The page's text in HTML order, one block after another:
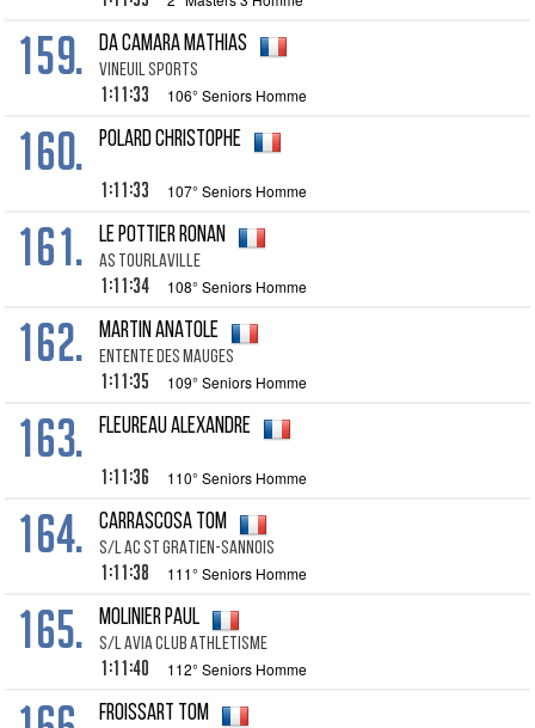
159. DA CAMARA MATHIAS
VINEUIL SPORTS
1:11:33 106° Seniors Homme
160. POLARD CHRISTOPHE
1:11:33 107° Seniors Homme
161. LE POTTIER RONAN
AS TOURLAVILLE
1:11:34 108° Seniors Homme
162. MARTIN ANATOLE
ENTENTE DES MAUGES
1:11:35 109° Seniors Homme
163. FLEUREAU ALEXANDRE
1:11:36 110° Seniors Homme
164. CARRASCOSA TOM
S/L AC ST GRATIEN-SANNOIS
1:11:38 111° Seniors Homme
165. MOLINIER PAUL
S/L AVIA CLUB ATHLETISME
1:11:40 112° Seniors Homme
FROISSART TOM